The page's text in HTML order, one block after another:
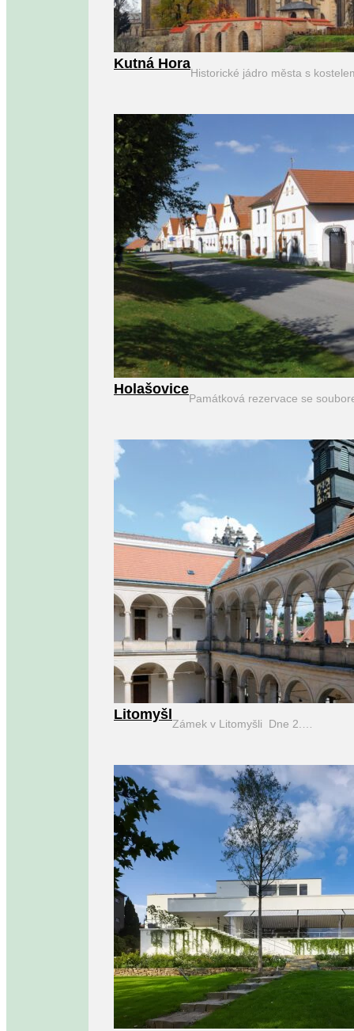
Kutná Hora
Historické jádro města s
Holašovice
Památková rezervace se
Litomyšl
Zámek v Litomyšli Dne 2.…